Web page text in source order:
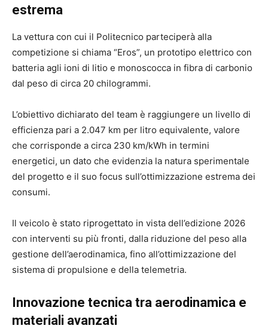
estrema
La vettura con cui il Politecnico parteciperà alla
competizione si chiama “Eros”, un prototipo elettrico con
batteria agli ioni di litio e monoscocca in fibra di carbonio
dal peso di circa 20 chilogrammi.
L’obiettivo dichiarato del team è raggiungere un livello di
efficienza pari a 2.047 km per litro equivalente, valore
che corrisponde a circa 230 km/kWh in termini
energetici, un dato che evidenzia la natura sperimentale
del progetto e il suo focus sull’ottimizzazione estrema dei
consumi.
Il veicolo è stato riprogettato in vista dell’edizione 2026
con interventi su più fronti, dalla riduzione del peso alla
gestione dell’aerodinamica, fino all’ottimizzazione del
sistema di propulsione e della telemetria.
Innovazione tecnica tra aerodinamica e
materiali avanzati